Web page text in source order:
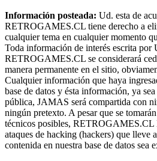
Información posteada: Ud. esta de
RETROGAMES.CL tiene derecho a
cualquier tema en cualquier momento
Toda información de interés escrita por
RETROGAMES.CL se considerará
manera permanente en el sitio,
Cualquier información que haya
base de datos y ésta información, ya
pública, JAMAS será compartida con
ningún pretexto. A pesar que se
técnicos posibles, RETROGAMES.CL
ataques de hacking (hackers) que lleve
contenida en nuestra base de datos sea